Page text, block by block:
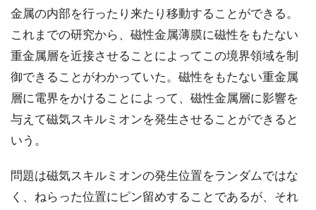
金属の内部を行ったり来たり移動することができる。
これまでの研究から、磁性金属薄膜に磁性をもたない
重金属層を近接させることによってこの境界領域を制
御できることがわかっていた。磁性をもたない重金属
層に電界をかけることによって、磁性金属層に影響を
与えて磁気スキルミオンを発生させることができると
いう。
問題は磁気スキルミオンの発生位置をランダムではな
く、ねらった位置にピン留めすることであるが、それ